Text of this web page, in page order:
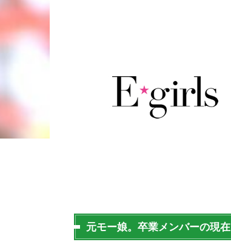
元モー娘。卒業メンバーの現在